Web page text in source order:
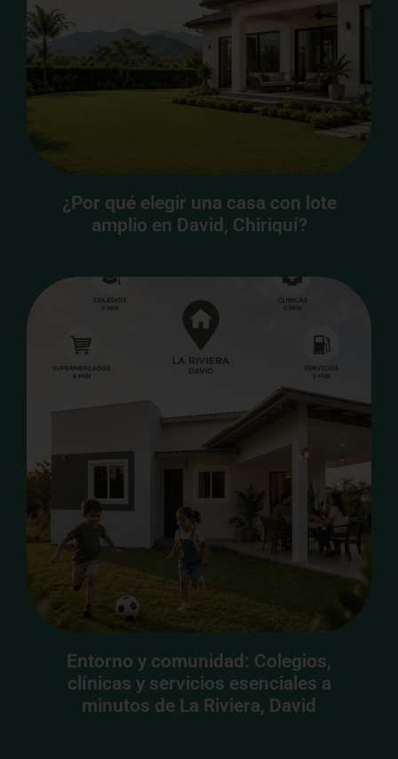
¿Por qué elegir una casa con lote
amplio en David, Chiriquí?
Entorno y comunidad: Colegios,
clínicas y servicios esenciales a
minutos de La Riviera, David